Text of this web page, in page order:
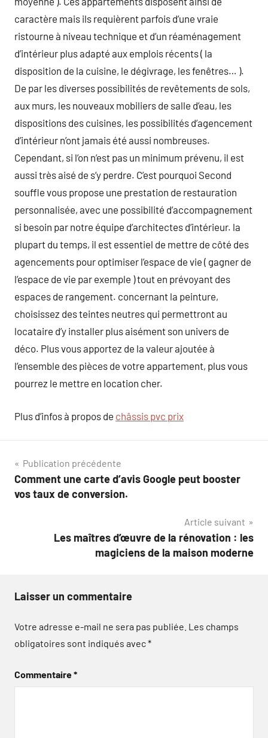
caractère mais ils requièrent parfois d’une vraie
ristourne à niveau technique et d’un réaménagement
d’intérieur plus adapté aux emplois récents ( la
disposition de la cuisine, le dégivrage, les fenêtres… ).
De par les diverses possibilités de revêtements de sols,
aux murs, les nouveaux mobiliers de salle d’eau, les
dispositions des cuisines, les possibilités d’agencement
d’intérieur n’ont jamais été aussi nombreuses.
Cependant, si l’on n’est pas un minimum prévenu, il est
aussi très aisé de s’y perdre. C’est pourquoi Second
souffle vous propose une prestation de restauration
personnalisée, avec une possibilité d’accompagnement
si besoin par notre équipe d’architectes d’intérieur. la
plupart du temps, il est essentiel de mettre de côté des
agencements pour optimiser l’espace de vie ( gagner de
l’espace de vie par exemple ) tout en prévoyant des
espaces de rangement. concernant la peinture,
choisissez des teintes neutres qui permettront au
locataire d’y installer plus aisément son univers de
déco. Plus vous apportez de la valeur ajoutée à
l’ensemble des pièces de votre appartement, plus vous
pourrez le mettre en location cher.
Plus d’infos à propos de châssis pvc prix
Navigation
de
Publication précédente
Comment une carte d’avis Google peut booster
vos taux de conversion.
Article suivant
Les maîtres d’œuvre de la rénovation : les
magiciens de la maison moderne
Laisser un commentaire
Votre adresse e-mail ne sera pas publiée. Les champs
obligatoires sont indiqués avec*
Commentaire*